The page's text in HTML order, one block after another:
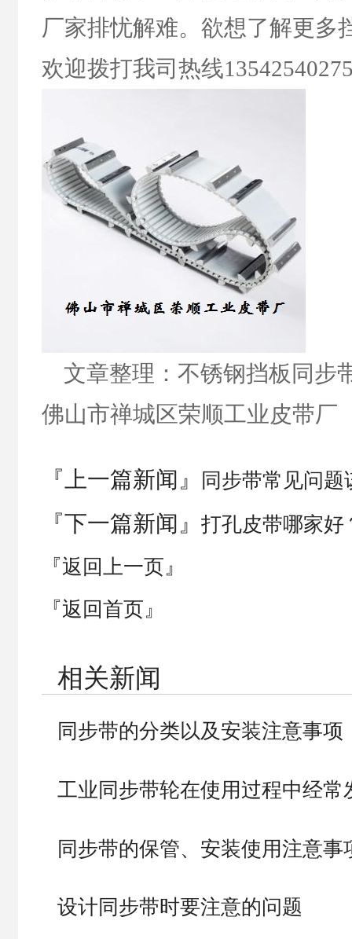
厂家排忧解难。欲想了解更多
欢迎拨打我司热线
文章整理：不锈钢挡板同步
佛山市禅城区荣顺工业皮带厂
『上一篇新闻』 同步带常见问
『下一篇新闻』 打孔皮带哪家好
『返回上一页』
『返回首页』
相关新闻
同步带的分类以及安装注意事项
工业同步带轮在使用过程中经
同步带的保管、安装使用注意
设计同步带时要注意的问题